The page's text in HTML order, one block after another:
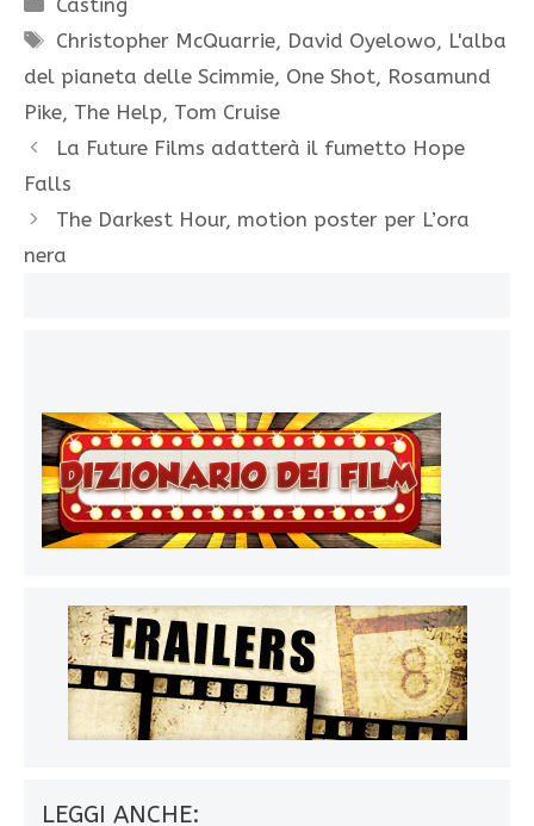
Tag
Christopher McQuarrie, David Oyelowo, L'alba
del pianeta delle Scimmie, One Shot, Rosamund
Pike, The Help, Tom Cruise
La Future Films adatterà il fumetto Hope
Falls
The Darkest Hour, motion poster per L’ora
nera
LEGGI ANCHE: